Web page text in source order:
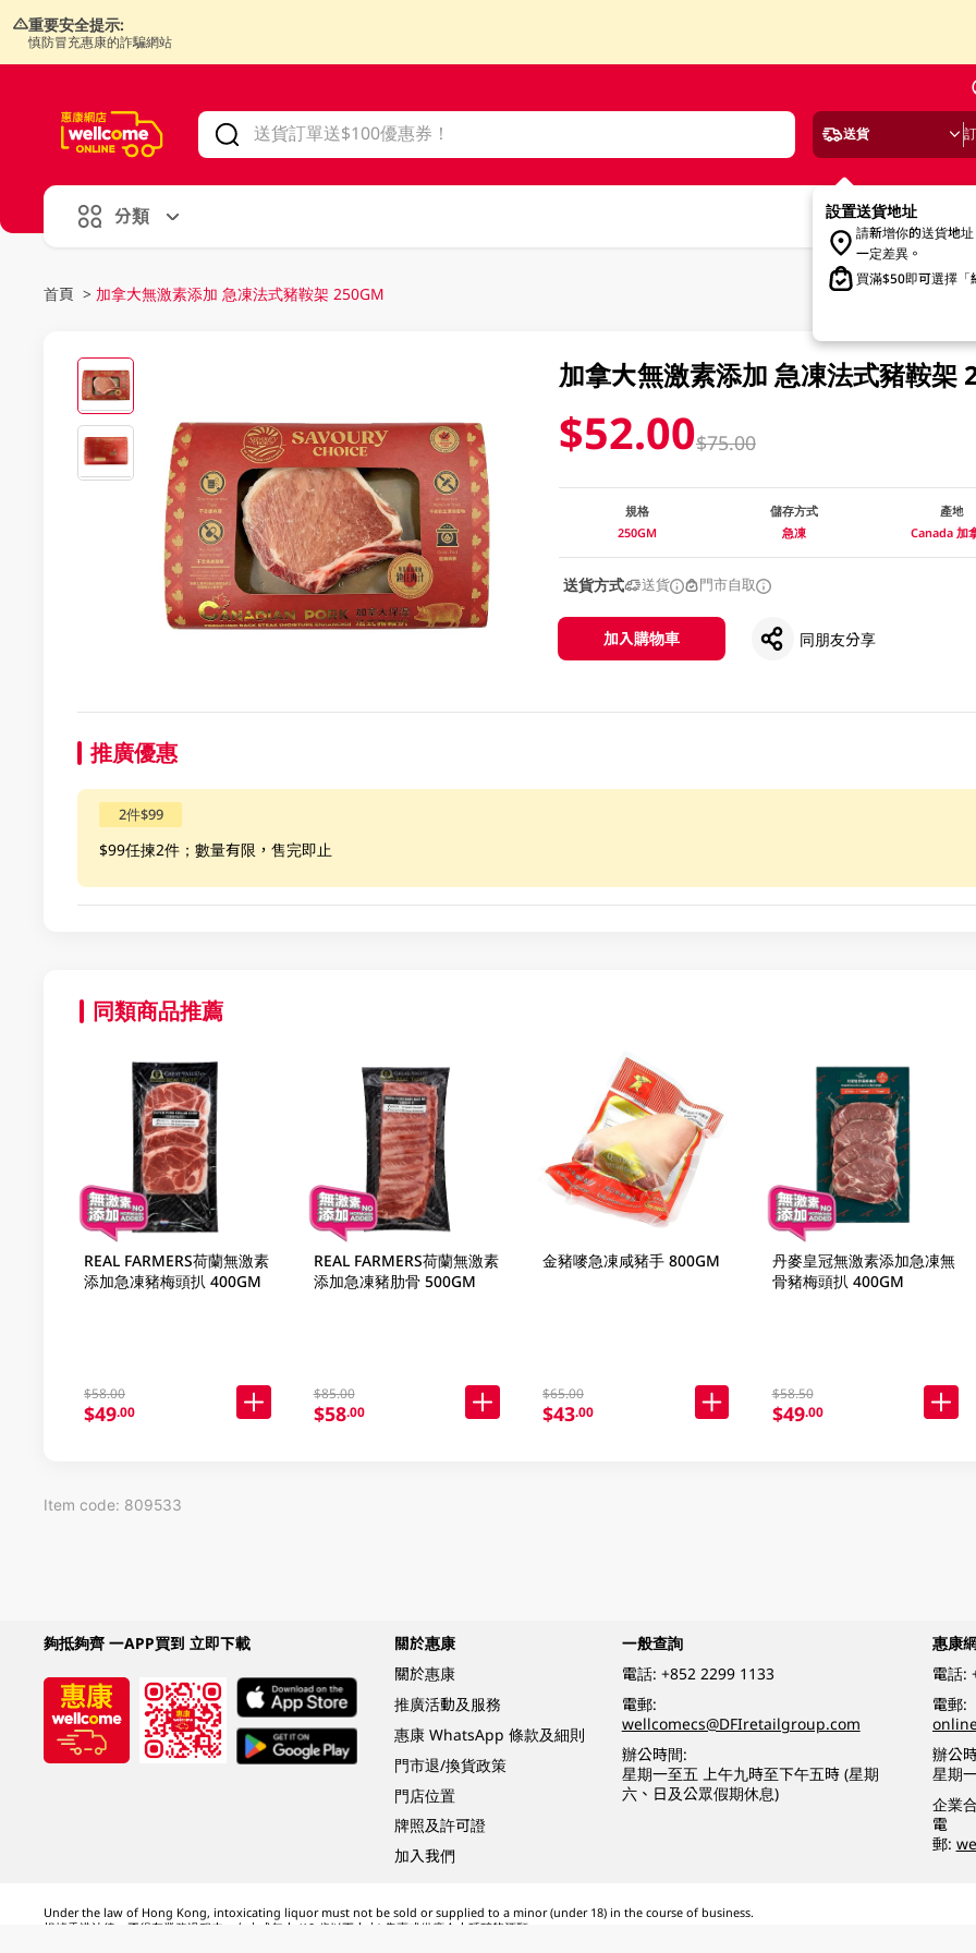
重要安全提示:
慎防冒充惠康的詐騙網站
送貨
設置送貨地址
請新增你的送貨地
一定差異。
買滿$50即可選擇「
分類
首頁 > 加拿大無激素添加 急凍法式豬鞍架 250GM
加拿大無激素添加 急凍法式豬鞍架
$52.00$75.00
規格
250GM
儲存方式
急凍
產地
Canada 加
送貨方式 送貨 門市自取
加入購物車 同朋友分享
推廣優惠
2件$99
$99任揀2件；數量有限，售完即止
同類商品推薦
REAL FARMERS荷蘭無激素
添加急凍豬梅頭扒 400GM
$58.00
$49.00
REAL FARMERS荷蘭無激素
添加急凍豬肋骨 500GM
$85.00
$58.00
金豬嘜急凍咸豬手 800GM
$65.00
$43.00
丹麥皇冠無激素添加急凍無
骨豬梅頭扒 400GM
$58.50
$49.00
Item code: 809533
夠抵夠齊 一APP買到 立即下載
關於惠康
關於惠康
推廣活動及服務
惠康 WhatsApp 條款及細則
門市退/換貨政策
門店位置
牌照及許可證
加入我們
一般查詢
電話: +852 2299 1133
電郵:
wellcomecs@DFIretailgroup.com
辦公時間:
星期一至五 上午九時至下午五時 (星期
六、日及公眾假期休息)
惠康
電話:
電郵:
辦公
星期
企業
電
郵:
Under the law of Hong Kong, intoxicating liquor must not be sold or supplied to a minor (under 18) in the course of business.
根據香港法律，不得在業務過程中，向未成年人 (18 歲以下人士) 售賣或供應令人醺醉的酒類。